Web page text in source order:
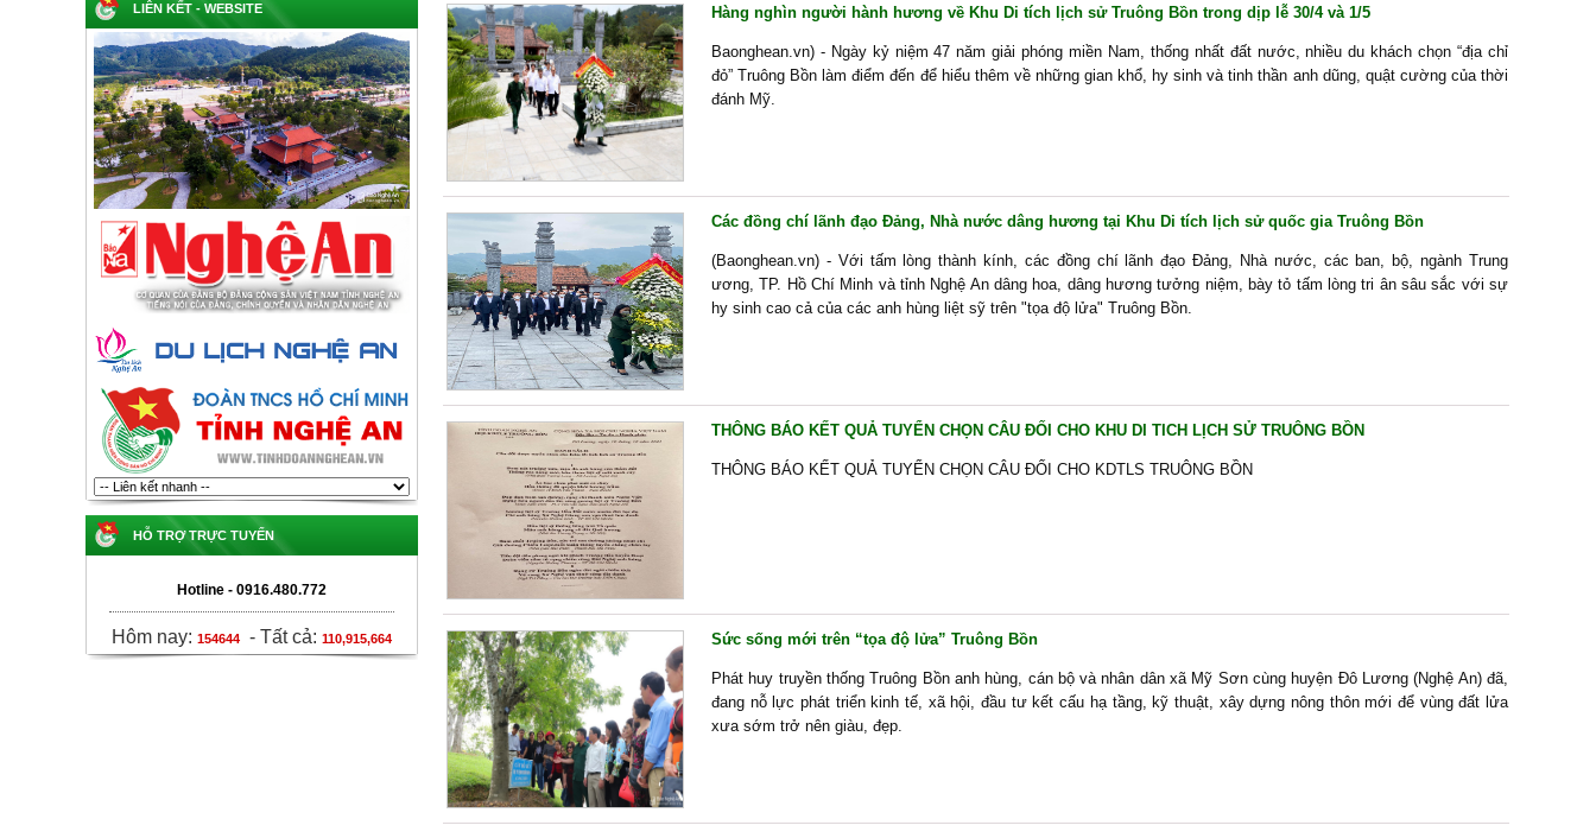
LIÊN KẾT - WEBSITE
HỖ TRỢ TRỰC TUYẾN
Hotline - 0916.480.772
Hôm nay: 154644 - Tất cả: 110,915,664
Hàng nghìn người hành hương về Khu Di tích lịch sử Truông Bồn trong dịp lễ 30/4 và 1/5
Baonghean.vn) - Ngày kỷ niệm 47 năm giải phóng miền Nam, thống nhất đất nước, nhiều du khách chọn “địa chỉ
đỏ” Truông Bồn làm điểm đến để hiểu thêm về những gian khổ, hy sinh và tinh thần anh dũng, quật cường của thời
đánh Mỹ.
Các đồng chí lãnh đạo Đảng, Nhà nước dâng hương tại Khu Di tích lịch sử quốc gia Truông Bồn
(Baonghean.vn) - Với tấm lòng thành kính, các đồng chí lãnh đạo Đảng, Nhà nước, các ban, bộ, ngành Trung
ương, TP. Hồ Chí Minh và tỉnh Nghệ An dâng hoa, dâng hương tưởng niệm, bày tỏ tấm lòng tri ân sâu sắc với sự
hy sinh cao cả của các anh hùng liệt sỹ trên "tọa độ lửa" Truông Bồn.
THÔNG BÁO KẾT QUẢ TUYỂN CHỌN CÂU ĐỐI CHO KHU DI TICH LỊCH SỬ TRUÔNG BỒN
THÔNG BÁO KẾT QUẢ TUYỂN CHỌN CÂU ĐỐI CHO KDTLS TRUÔNG BỒN
Sức sống mới trên “tọa độ lửa” Truông Bồn
Phát huy truyền thống Truông Bồn anh hùng, cán bộ và nhân dân xã Mỹ Sơn cùng huyện Đô Lương (Nghệ An) đã,
đang nỗ lực phát triển kinh tế, xã hội, đầu tư kết cấu hạ tầng, kỹ thuật, xây dựng nông thôn mới để vùng đất lửa
xưa sớm trở nên giàu, đẹp.